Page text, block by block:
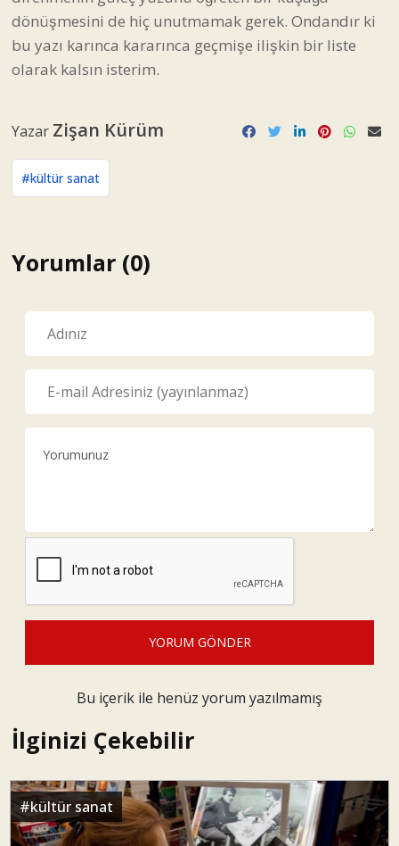
dönüşmesini de hiç unutmamak gerek. Ondandır ki
bu yazı karınca kararınca geçmişe ilişkin bir liste
olarak kalsın isterim.
Yazar Zişan Kürüm
#kültür sanat
Yorumlar (0)
YORUM GÖNDER
Bu içerik ile henüz yorum yazılmamış
İlginizi Çekebilir
#kültür sanat